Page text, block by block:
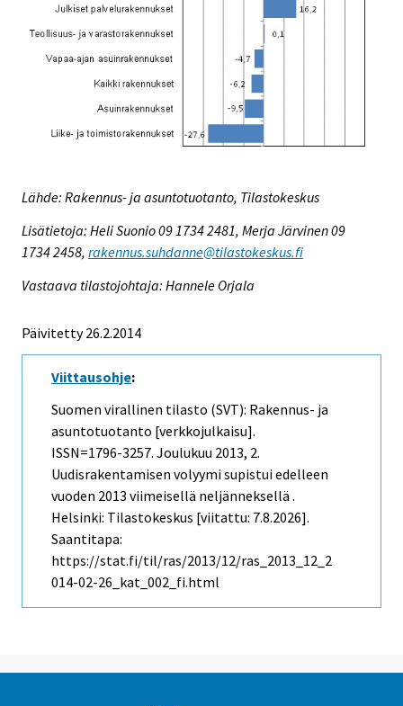
Lähde: Rakennus- ja asuntotuotanto, Tilastokeskus
Lisätietoja: Heli Suonio 09 1734 2481, Merja Järvinen 09
1734 2458, rakennus.suhdanne@tilastokeskus.fi
Vastaava tilastojohtaja: Hannele Orjala
Päivitetty 26.2.2014
Viittausohje:
Suomen virallinen tilasto (SVT): Rakennus- ja
asuntotuotanto [verkkojulkaisu].
ISSN=1796-3257. Joulukuu 2013, 2.
Uudisrakentamisen volyymi supistui edelleen
vuoden 2013 viimeisellä neljänneksellä .
Helsinki: Tilastokeskus [viitattu: 7.8.2026].
Saantitapa:
https://stat.fi/til/ras/2013/12/ras_2013_12_2
014-02-26_kat_002_fi.html